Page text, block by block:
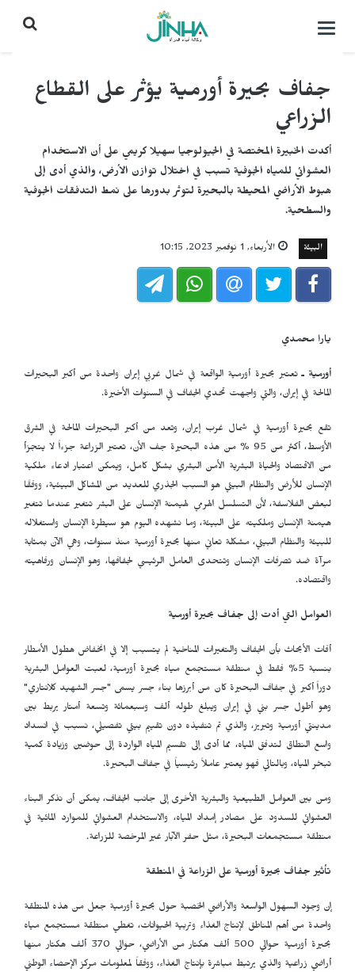
التحكم
جفاف بحيرة أورمية يؤثر على القطاع
الزراعي
أكدت الخبيرة المختصة في الجيولوجيا سهيلا كريمي على أن الاستخدام
العشوائي للمياه الجوفية تسبب في اختلال توازن الأرض، والذي أدى إلى
هبوط الأراضي المحيطة بالبحيرة لتوثر بدورها على نمط التدفقات الجوفية
والسطحية.
البيئة الأربعاء, 1 نوفمبر 2023, 10:15
يارا محمدي
أورمية ـتعتبر بحيرة أورمية الواقعة في شمال غربي إيران واحدة من أكبر البحيرات
المالحة في إيران، والتي واجهت تحدي الجفاف في السنوات الأخيرة.
تقع بحيرة أورمية في شمال غرب إيران، وتعد من أكبر البحيرات المالحة في الشرق
الأوسط، أكثر من 95 % من هذه البحيرة جف الأن، تعتبر الزراعة جزءاً لا يتجزأ
من الاقتصاد والحياة البشرية الأمن البشري بشكل كامل، ويمكن اعتبار ادعاء ملكية
الإنسان للأرض والنظام البيئي هو السبب الجذري للعديد من المشاكل البيئية، ووفقًا
لبعض الفلاسفة، لأن التسلسل الهرمي لهيمنة الإنسان على البشر تتغير عندما تتغير
هيمنة الإنسان وملكيته على البيئة، وما نشهده اليوم هو سيطرة الإنسان واستغلاله
للبيئة والنظام البيئي، مشكلة تعاني منها بحيرة أورمية منذ سنوات، وهي الآن بمثابة
مرآة ضد تصرفات الإنسان وتتحدى العامل الرئيسي لجفافها، وهو الإنسان ورفاهيته
واقتصاده.
العوامل التي أدت إلى جفاف بحيرة أورمية
أفات الأبحاث بأن الجفاف والتغيرات المناخية لم يتسبب إلا في انخفاض هطول الأمطار
بنسبة 5% فقط في منطقة مستجمع مياه بحيرة أورمية، لعبت العوامل البشرية
دوراً أكبر في جفاف البحيرة كان من أبرزها بناء جسر يسمى "جسر الشهيد كلانتاري"
وهو أطول جسر بني في إيران ويبلغ طوله ألف وسبعمائة وتسعة أمتار يربط بين
مدينتي أورمية وتبريز، والذي تم تنفيذه دون تقييم بيئي تفصيلي، نسبب في انسداد
واسع النطاق لتدفق المياه، مما أدى إلى تقسيم المياه الواردة إلى حوضين وزيادة كمية
تبخر المياه، وبالتالي فهو يعتبر عاملاً رئيسياً في جفاف البحيرة.
ومن بين العوامل الطبيعية والبشرية الأخرى إلى جانب الجفاف، يمكن أن نذكر البناء
العشوائي للسدود على مصادر إمداد المياه، والاستخدام العشوائي للموارد المائية في
منطقة مستجمعات البحيرة، مثل حفر الآبار غير المرخصة للزراعة.
تأثير جفاف بحيرة أورمية على الزراعة في المنطقة
إن وجود السهول الواسعة والأراضي الخصبة حول بحيرة أورمية جعل من هذه المنطقة
واحدة من أهم المناطق لإنتاج الغذاء وتربية الحيوانات، تغطي منطقة مستجمع مياه
بحيرة أورمية حوالي 500 ألف هكتار من الأراضي، حوالي 370 ألف هكتار منها
أراضي زراعية والذي يرتبط مباشرة بإنتاج الغذاء، ووفقاً لمعلومات مركز الإحصاء الوطني